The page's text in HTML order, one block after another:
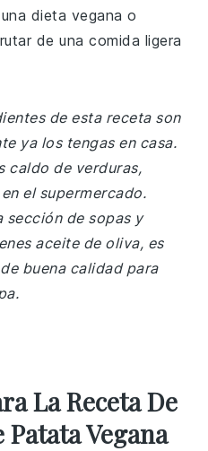
dieta vegana o
de una comida ligera
de esta receta son
ya los tengas en casa.
caldo de verduras,
el supermercado.
sección de sopas y
aceite de oliva, es
buena calidad para
La Receta De
Patata Vegana